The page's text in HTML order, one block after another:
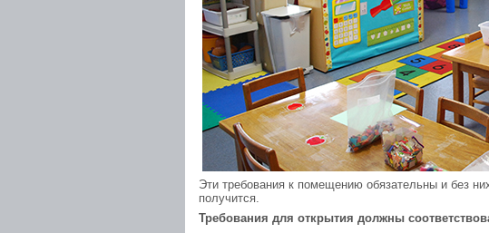
Эти требования к помещению обязательны и без
получится.
Требования для открытия должны